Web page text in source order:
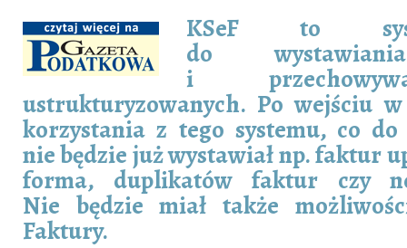
KSeF to
do
i
ustrukturyzowanych. Po wejściu
korzystania z tego systemu, co do
nie będzie już wystawiał np. faktur
forma, duplikatów faktur czy
Nie będzie miał także
Faktury.